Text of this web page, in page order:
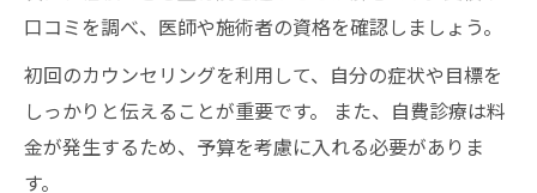
口コミを調べ、医師や施術者の資格を確認しましょう。
初回のカウンセリングを利用して、自分の症状や目標を
しっかりと伝えることが重要です。 また、自費診療は料
金が発生するため、予算を考慮に入れる必要がありま
す。